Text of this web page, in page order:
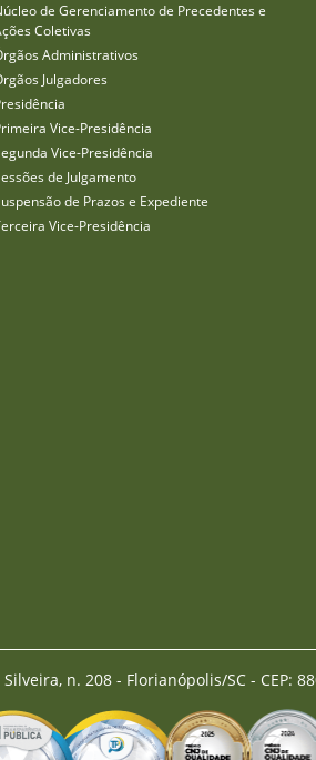
de Gerenciamento de Precedentes e
Coletivas
Administrativos
Julgadores
Vice-Presidência
Vice-Presidência
de Julgamento
de Prazos e Expediente
Vice-Presidência
n. 208 - Florianópolis/SC - CEP: